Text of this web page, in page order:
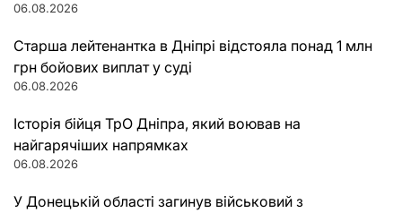
06.08.2026
Старша лейтенантка в Дніпрі відстояла понад 1 млн
грн бойових виплат у суді
06.08.2026
Історія бійця ТрО Дніпра, який воював на
найгарячіших напрямках
06.08.2026
У Донецькій області загинув військовий з